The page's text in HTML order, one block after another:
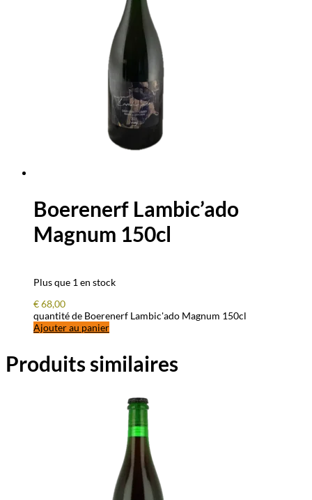
Boerenerf Lambic’ado
Magnum 150cl
Plus que 1 en stock
€68,00
quantité de Boerenerf Lambic'ado Magnum 150cl
Ajouter au panier
Produits similaires